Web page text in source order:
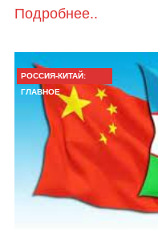
Подробнее..
РОССИЯ-КИТАЙ:
ГЛАВНОЕ